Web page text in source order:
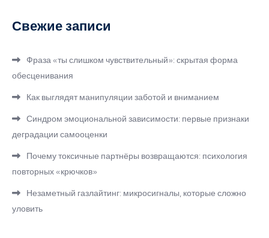
Свежие записи
Фраза «ты слишком чувствительный»: скрытая форма
обесценивания
Как выглядят манипуляции заботой и вниманием
Синдром эмоциональной зависимости: первые признаки
деградации самооценки
Почему токсичные партнёры возвращаются: психология
повторных «крючков»
Незаметный газлайтинг: микросигналы, которые сложно
уловить